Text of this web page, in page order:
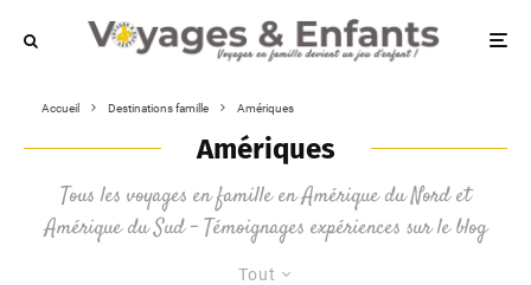
Accueil Destinations famille Amériques
Amériques
Tous les voyages en famille en Amérique du Nord et
Amérique du Sud – Témoignages expériences sur le blog
Tout